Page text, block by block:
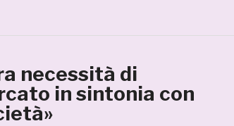
necessità di
in sintonia con